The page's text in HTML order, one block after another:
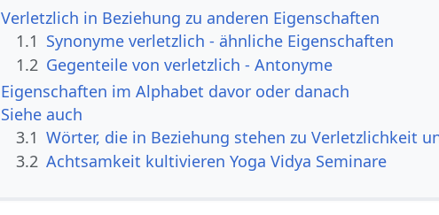
Verletzlich in Beziehung zu anderen Eigenschaften
1.1 Synonyme verletzlich - ähnliche Eigenschaften
1.2 Gegenteile von verletzlich - Antonyme
Eigenschaften im Alphabet davor oder danach
Siehe auch
3.1 Wörter, die in Beziehung stehen zu Verletzlichkeit
3.2 Achtsamkeit kultivieren Yoga Vidya Seminare